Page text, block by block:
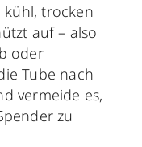
kühl, trocken
auf – also
oder
Tube nach
vermeide es,
zu